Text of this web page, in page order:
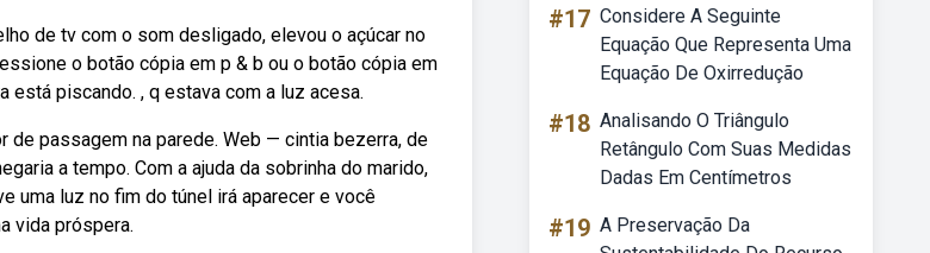
de tv com o som desligado, elevou o açúcar no
o botão cópia em p & b ou o botão cópia em
está piscando. , q estava com a luz acesa.
de passagem na parede. Web — cintia bezerra, de
a tempo. Com a ajuda da sobrinha do marido,
uma luz no fim do túnel irá aparecer e você
vida próspera.
#17 Considere A Seguinte
Equação Que Representa Uma
Equação De Oxirredução
#18 Analisando O Triângulo
Retângulo Com Suas Medidas
Dadas Em Centímetros
#19 A Preservação Da